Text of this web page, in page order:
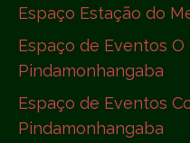
Espaço Estação do
Espaço de Eventos O
Pindamonhangaba
Espaço de Eventos
Pindamonhangaba